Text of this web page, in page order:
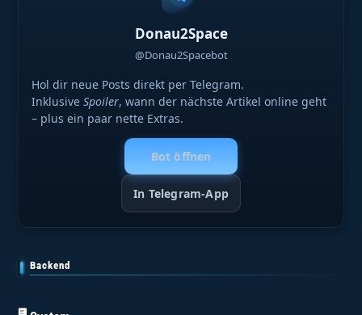
Donau2Space
@Donau2Spacebot
Hol dir neue Posts direkt per Telegram.
InklusiveSpoiler, wann der nächste Artikel online geht
– plus ein paar nette Extras.
Bot öffnen
In Telegram-App
Backend